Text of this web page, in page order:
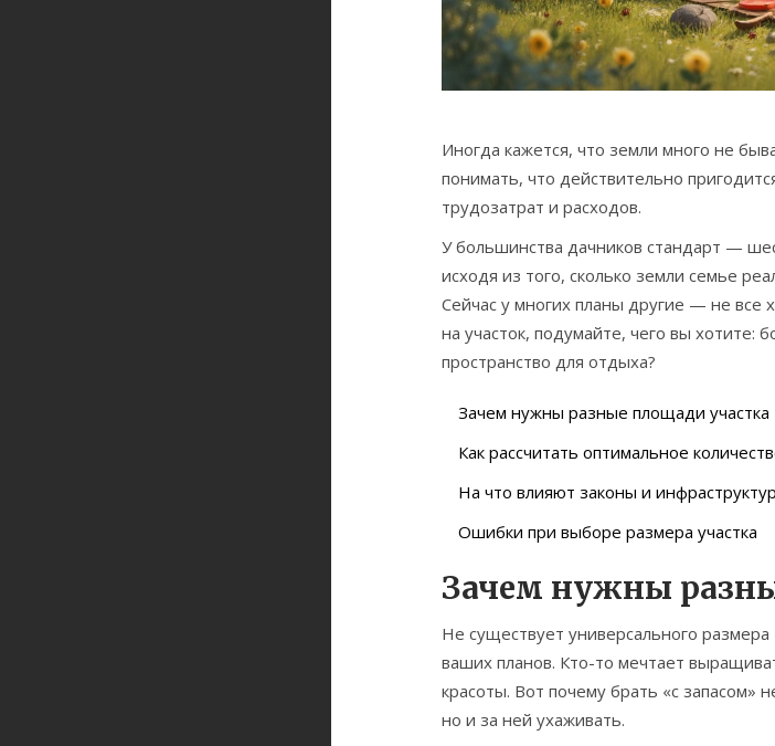
Иногда кажется, что земли много не
понимать, что действительно
трудозатрат и расходов.
У большинства дачников стандарт —
исходя из того, сколько земли семье
Сейчас у многих планы другие — не
на участок, подумайте, чего вы хотите:
пространство для отдыха?
Зачем нужны разные площади участка
Как рассчитать оптимальное
На что влияют законы и
Ошибки при выборе размера участка
Зачем нужны
Не существует универсального размера
ваших планов. Кто-то мечтает
красоты. Вот почему брать «с
но и за ней ухаживать.